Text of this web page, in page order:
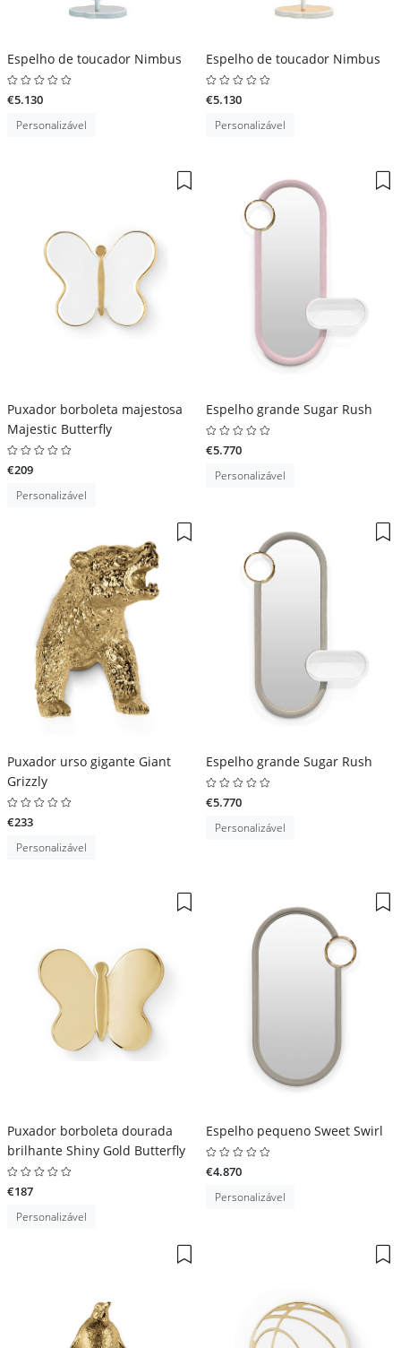
Espelho de toucador Nimbus
€5.130
Personalizável
Espelho de toucador Nimbus
€5.130
Personalizável
Puxador borboleta majestosa
Majestic Butterfly
€209
Personalizável
Espelho grande Sugar Rush
€5.770
Personalizável
Puxador urso gigante Giant
Grizzly
€233
Personalizável
Espelho grande Sugar Rush
€5.770
Personalizável
Puxador borboleta dourada
brilhante Shiny Gold Butterfly
€187
Personalizável
Espelho pequeno Sweet Swirl
€4.870
Personalizável